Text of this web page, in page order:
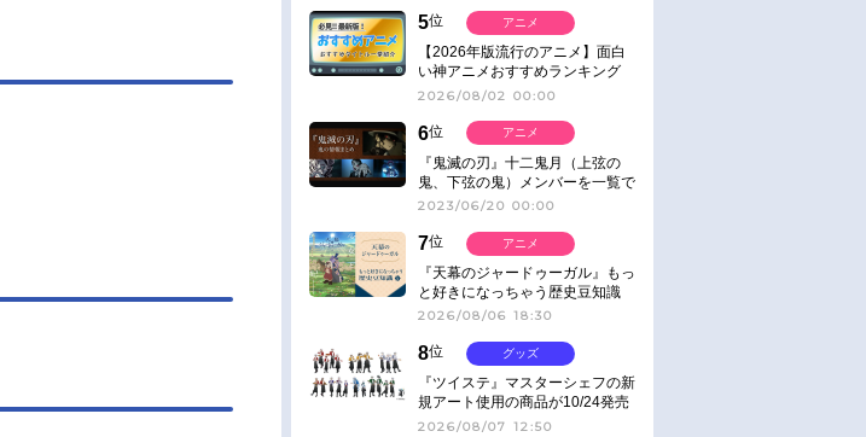
5位
【2026年版流行のアニメ】面白
い神アニメおすすめランキング
【名作・話題作】｜ジャンル別人
2026/08/02 00:00
アニメ
6位
『鬼滅の刃』十二鬼月（上弦の
鬼、下弦の鬼）メンバーを一覧で
紹介＆解説（登場鬼の情報まと
2023/06/20 00:00
アニメ
7位
『天幕のジャードゥーガル』もっ
と好きになっちゃう歴史豆知識
2026/08/06 18:30
アニメ
8位
『ツイステ』マスターシェフの新
規アート使用の商品が10/24発売
2026/08/07 12:50
グッズ